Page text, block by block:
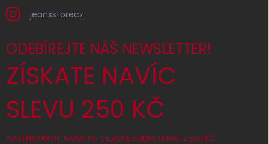
jeansstorecz
ODEBÍREJTE NÁŠ NEWSLETTER!
ZÍSKATE NAVÍC
SLEVU 250 KČ
PLATÍ PRO PRVNÍ NÁKUP PŘI CELKOVÉ HODNOTĚ MIN. 2 500 KČ